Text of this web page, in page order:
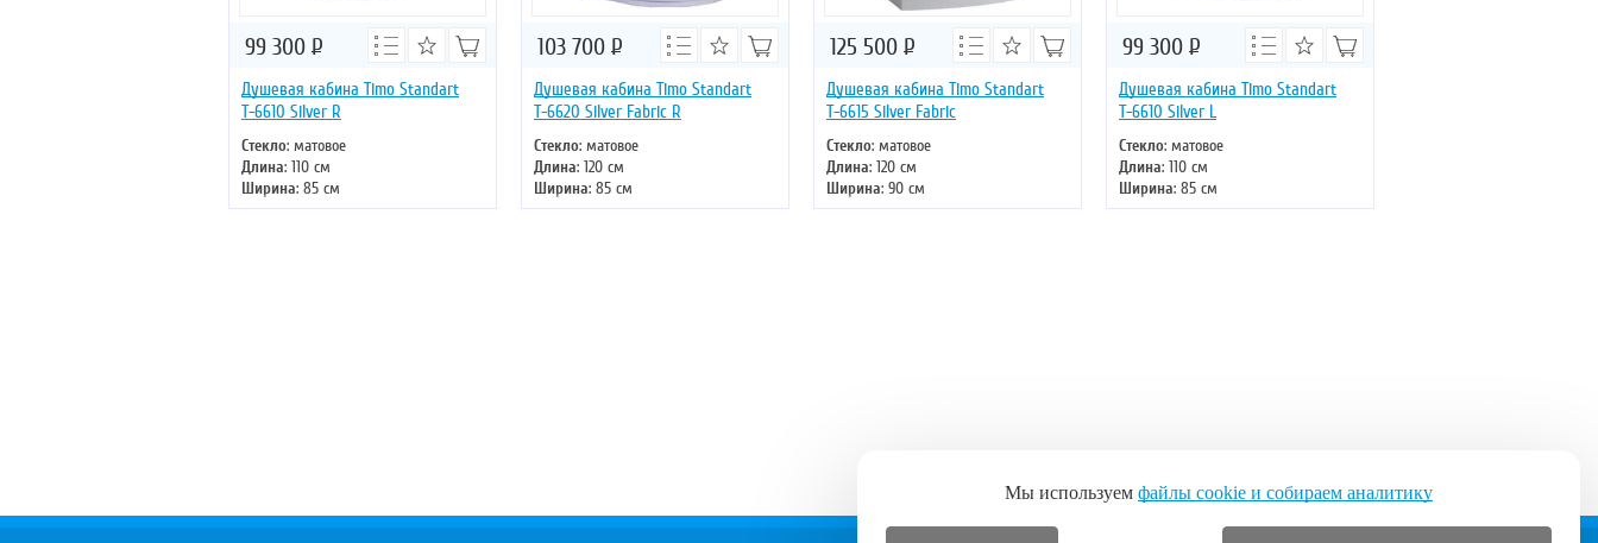
Душевая кабина Timo Standart
Т-6610 Silver R
Стекло: матовое
Длина: 110 см
Ширина: 85 см
Высота: 220 см
99 300 Р
Душевая кабина Timo Standart
Т-6620 Silver Fabric R
Стекло: матовое
Длина: 120 см
Ширина: 85 см
Высота: 220 см
103 700 Р
Душевая кабина Timo Standart
Т-6615 Silver Fabric
Стекло: матовое
Длина: 120 см
Ширина: 90 см
Высота: 220 см
125 500 Р
Душевая кабина Timo Standart
Т-6610 Silver L
Стекло: матовое
Длина: 110 см
Ширина: 85 см
Высота: 220 см
99 300 Р
Мы используем файлы cookie и собираем аналитику